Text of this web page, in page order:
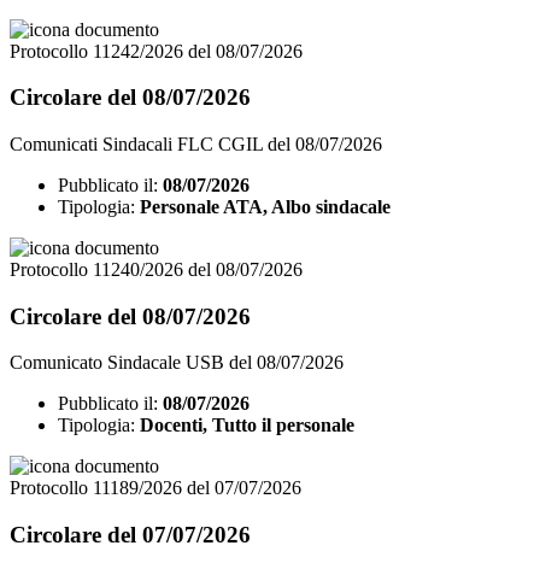
Protocollo 11242/2026 del 08/07/2026
Circolare del 08/07/2026
Comunicati Sindacali FLC CGIL del 08/07/2026
Pubblicato il: 08/07/2026
Tipologia: Personale ATA, Albo sindacale
Protocollo 11240/2026 del 08/07/2026
Circolare del 08/07/2026
Comunicato Sindacale USB del 08/07/2026
Pubblicato il: 08/07/2026
Tipologia: Docenti, Tutto il personale
Protocollo 11189/2026 del 07/07/2026
Circolare del 07/07/2026